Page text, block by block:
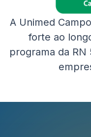
A Unimed
forte ao
programa da RN